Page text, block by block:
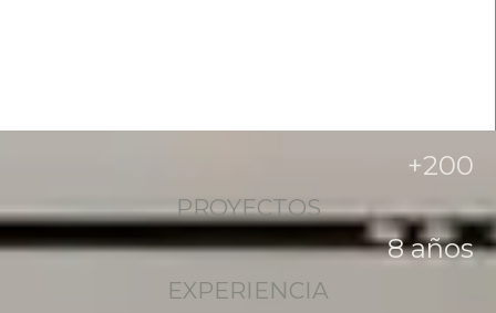
PROYECTOS
+200
EXPERIENCIA
8 años